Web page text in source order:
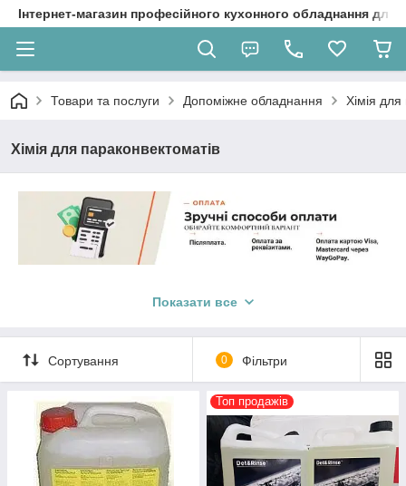
Інтернет-магазин професійного кухонного обладнання
Товари та послуги Допоміжне обладнання Хімія для
Хімія для параконвектоматів
які використовуються для очищення, дезінфекції та
функції конвекційної печі та пароварки, тому потребують
особливого догляду. Ось кілька ключових аспектів:
Показати все
Сортування 0 Фільтри
Топ продажів